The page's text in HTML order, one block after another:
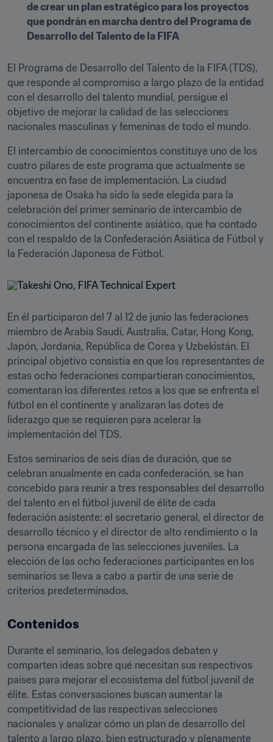
de crear un plan estratégico para los proyectos
que pondrán en marcha dentro del Programa de
Desarrollo del Talento de la FIFA
El Programa de Desarrollo del Talento de la FIFA (TDS),
que responde al compromiso a largo plazo de la entidad
con el desarrollo del talento mundial, persigue el
objetivo de mejorar la calidad de las selecciones
nacionales masculinas y femeninas de todo el mundo.
El intercambio de conocimientos constituye uno de los
cuatro pilares de este programa que actualmente se
encuentra en fase de implementación. La ciudad
japonesa de Osaka ha sido la sede elegida para la
celebración del primer seminario de intercambio de
conocimientos del continente asiático, que ha contado
con el respaldo de la Confederación Asiática de Fútbol y
la Federación Japonesa de Fútbol.
En él participaron del 7 al 12 de junio las federaciones
miembro de Arabia Saudí, Australia, Catar, Hong Kong,
Japón, Jordania, República de Corea y Uzbekistán. El
principal objetivo consistía en que los representantes de
estas ocho federaciones compartieran conocimientos,
comentaran los diferentes retos a los que se enfrenta el
fútbol en el continente y analizaran las dotes de
liderazgo que se requieren para acelerar la
implementación del TDS.
Estos seminarios de seis días de duración, que se
celebran anualmente en cada confederación, se han
concebido para reunir a tres responsables del desarrollo
del talento en el fútbol juvenil de élite de cada
federación asistente: el secretario general, el director de
desarrollo técnico y el director de alto rendimiento o la
persona encargada de las selecciones juveniles. La
elección de las ocho federaciones participantes en los
seminarios se lleva a cabo a partir de una serie de
criterios predeterminados.
Contenidos
Durante el seminario, los delegados debaten y
comparten ideas sobre qué necesitan sus respectivos
países para mejorar el ecosistema del fútbol juvenil de
élite. Estas conversaciones buscan aumentar la
competitividad de las respectivas selecciones
nacionales y analizar cómo un plan de desarrollo del
talento a largo plazo, bien estructurado y plenamente